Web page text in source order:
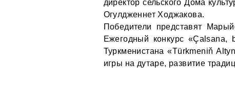
директор сельского Дома
Огулдженнет Ходжакова.
Победители представят
Ежегодный конкурс «Çalsana,
Туркменистана «Türkmeniň
игры на дутаре, развитие